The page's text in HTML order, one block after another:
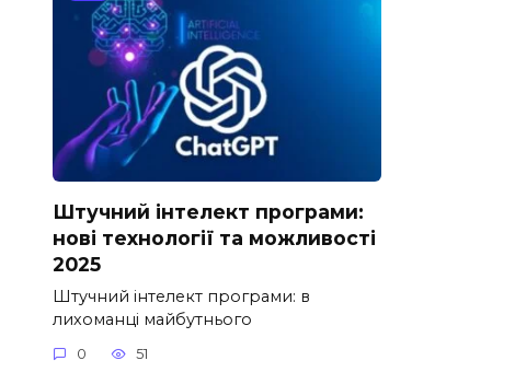
Штучний інтелект програми:
нові технології та можливості
2025
Штучний інтелект програми: в
лихоманці майбутнього
0 51